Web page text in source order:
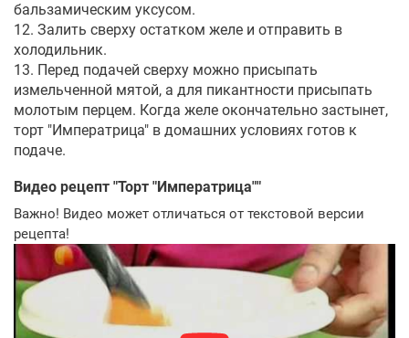
бальзамическим уксусом.
12. Залить сверху остатком желе и отправить в
холодильник.
13. Перед подачей сверху можно присыпать
измельченной мятой, а для пикантности присыпать
молотым перцем. Когда желе окончательно застынет,
торт "Императрица" в домашних условиях готов к
подаче.
Видео рецепт "Торт "Императрица""
Важно! Видео может отличаться от текстовой версии
рецепта!